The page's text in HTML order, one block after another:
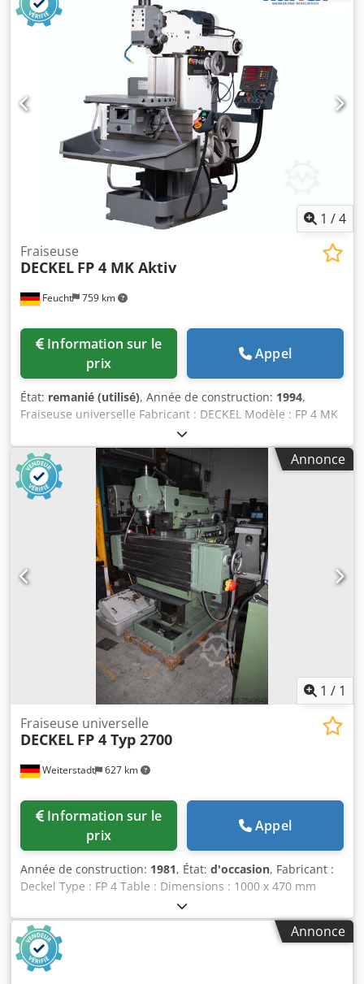
tr/min Codpfxsy Awz Rs Apnsha Avances 8-630 mm/min
Avance rapide 1,3 m/min Encombrement env. 2 x 2 x 2 m
1 /4
Feucht 759 km
Fraiseuse
DECKEL FP 4 MK Aktiv
prix
Appel
État: remanié (utilisé), Année de construction: 1994,
Fraiseuse universelle Fabricant : DECKEL Modèle : FP 4 MK
Aktiv Codpfofzbtmox Apnjha Année de fabrication : 1994 –
révisée, repeinte RAL 7035 gris clair / RAL 7012 gris basalte
RAL 5008 gris-bleu N° de série : 2203-8668 Avec garantie
Contrôle géométrique avec protocole de test Accessoires : -
Affichage numérique à 3 axes HEIDENHAIN TNC 113 - Table
universelle 660 x 380 mm (rainure en T : 14 mm) - Tête de
fraisage verticale SK 40 avec serrage hydraulique d’outil
DIN 2080 - Bac à copeaux - Lubrification centralisée,
électrique - Installation de liquide de refroidissement -
Manuel d’utilisation - d’occasion, vendu en l’état -
Annonce
1 / 1
Weiterstadt 627 km
Fraiseuse universelle
DECKEL FP 4 Typ 2700
prix
Appel
Année de construction: 1981, État: d'occasion, Fabricant :
Deckel Type : FP 4 Table : Dimensions : 1000 x 470 mm
Course longitudinal (axe X) : 700 mm Course transversal
(axe Y) : 400 mm Course vertical (axe Z) : 450 mm Portée de
la broche : 50 - 450 mm Montage de la broche : ISO 40
Nombre de vitesses de broche : 18 Plage de vitesses de
broche : 31,5 - 1600 tr/min Nombre de vitesses de la
Annonce